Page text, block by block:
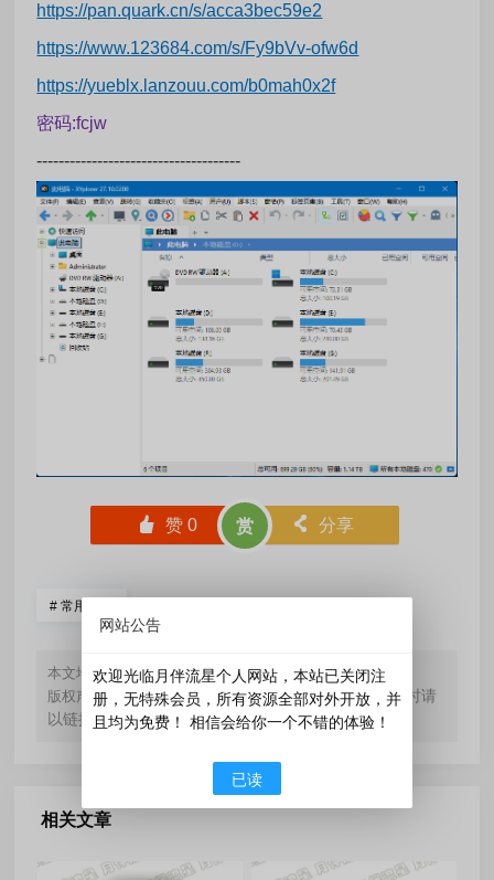
https://pan.quark.cn/s/acca3bec59e2
https://www.123684.com/s/Fy9bVv-ofw6d
https://yueblx.lanzouu.com/b0mah0x2f
密码:fcjw
-------------------------------------
󰄼 赞0 赏 󰄯 分享
# 常用软件
本文地址： https://www.yueblx.com/?id=44
版权声明：
如无特殊标注，文章均为本站原创，转载时请
以链接形式注明文章出处。
相关文章
网站公告
欢迎光临月伴流星个人网站，本站已关闭注
册，无特殊会员，所有资源全部对外开放，并
且均为免费！ 相信会给你一个不错的体验！
已读